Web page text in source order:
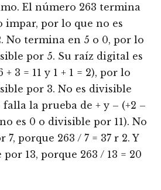
El número 263 termina
impar, por lo que no es
No termina en 5 o 0, por lo
por 5. Su raíz digital es
+ 3 = 11 y 1 + 1 = 2), por lo
por 3. No es divisible
falla la prueba de + y – (+2 –
es 0 o divisible por 11). No
7, porque 263 / 7 = 37 r 2. Y
13, porque 263 / 13 = 20